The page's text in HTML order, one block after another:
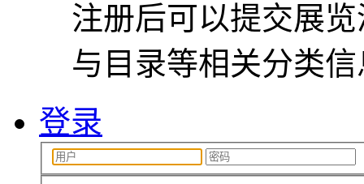
注册后可以提交展
与目录等相关分类
登录